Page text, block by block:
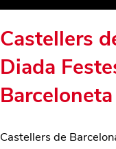
Castellers
Diada
Castellers de